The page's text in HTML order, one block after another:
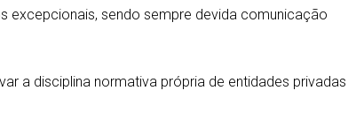
excepcionais, sendo sempre devida comunicação
a disciplina normativa própria de entidades privadas